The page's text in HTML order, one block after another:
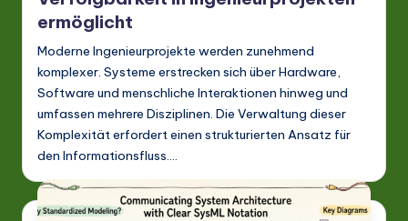
a
r
e
In
n
o
v
ermöglicht
Moderne Ingenieurprojekte werden zunehmend
komplexer. Systeme erstrecken sich über Hardware,
Software und menschliche Interaktionen hinweg und
umfassen mehrere Disziplinen. Die Verwaltung dieser
Komplexität erfordert einen strukturierten Ansatz für
den Informationsfluss.…